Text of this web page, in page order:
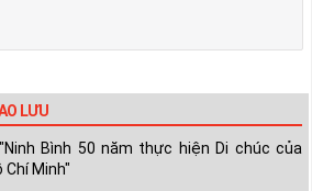
LƯU
Bình 50 năm thực hiện Di chúc của
Chí Minh"